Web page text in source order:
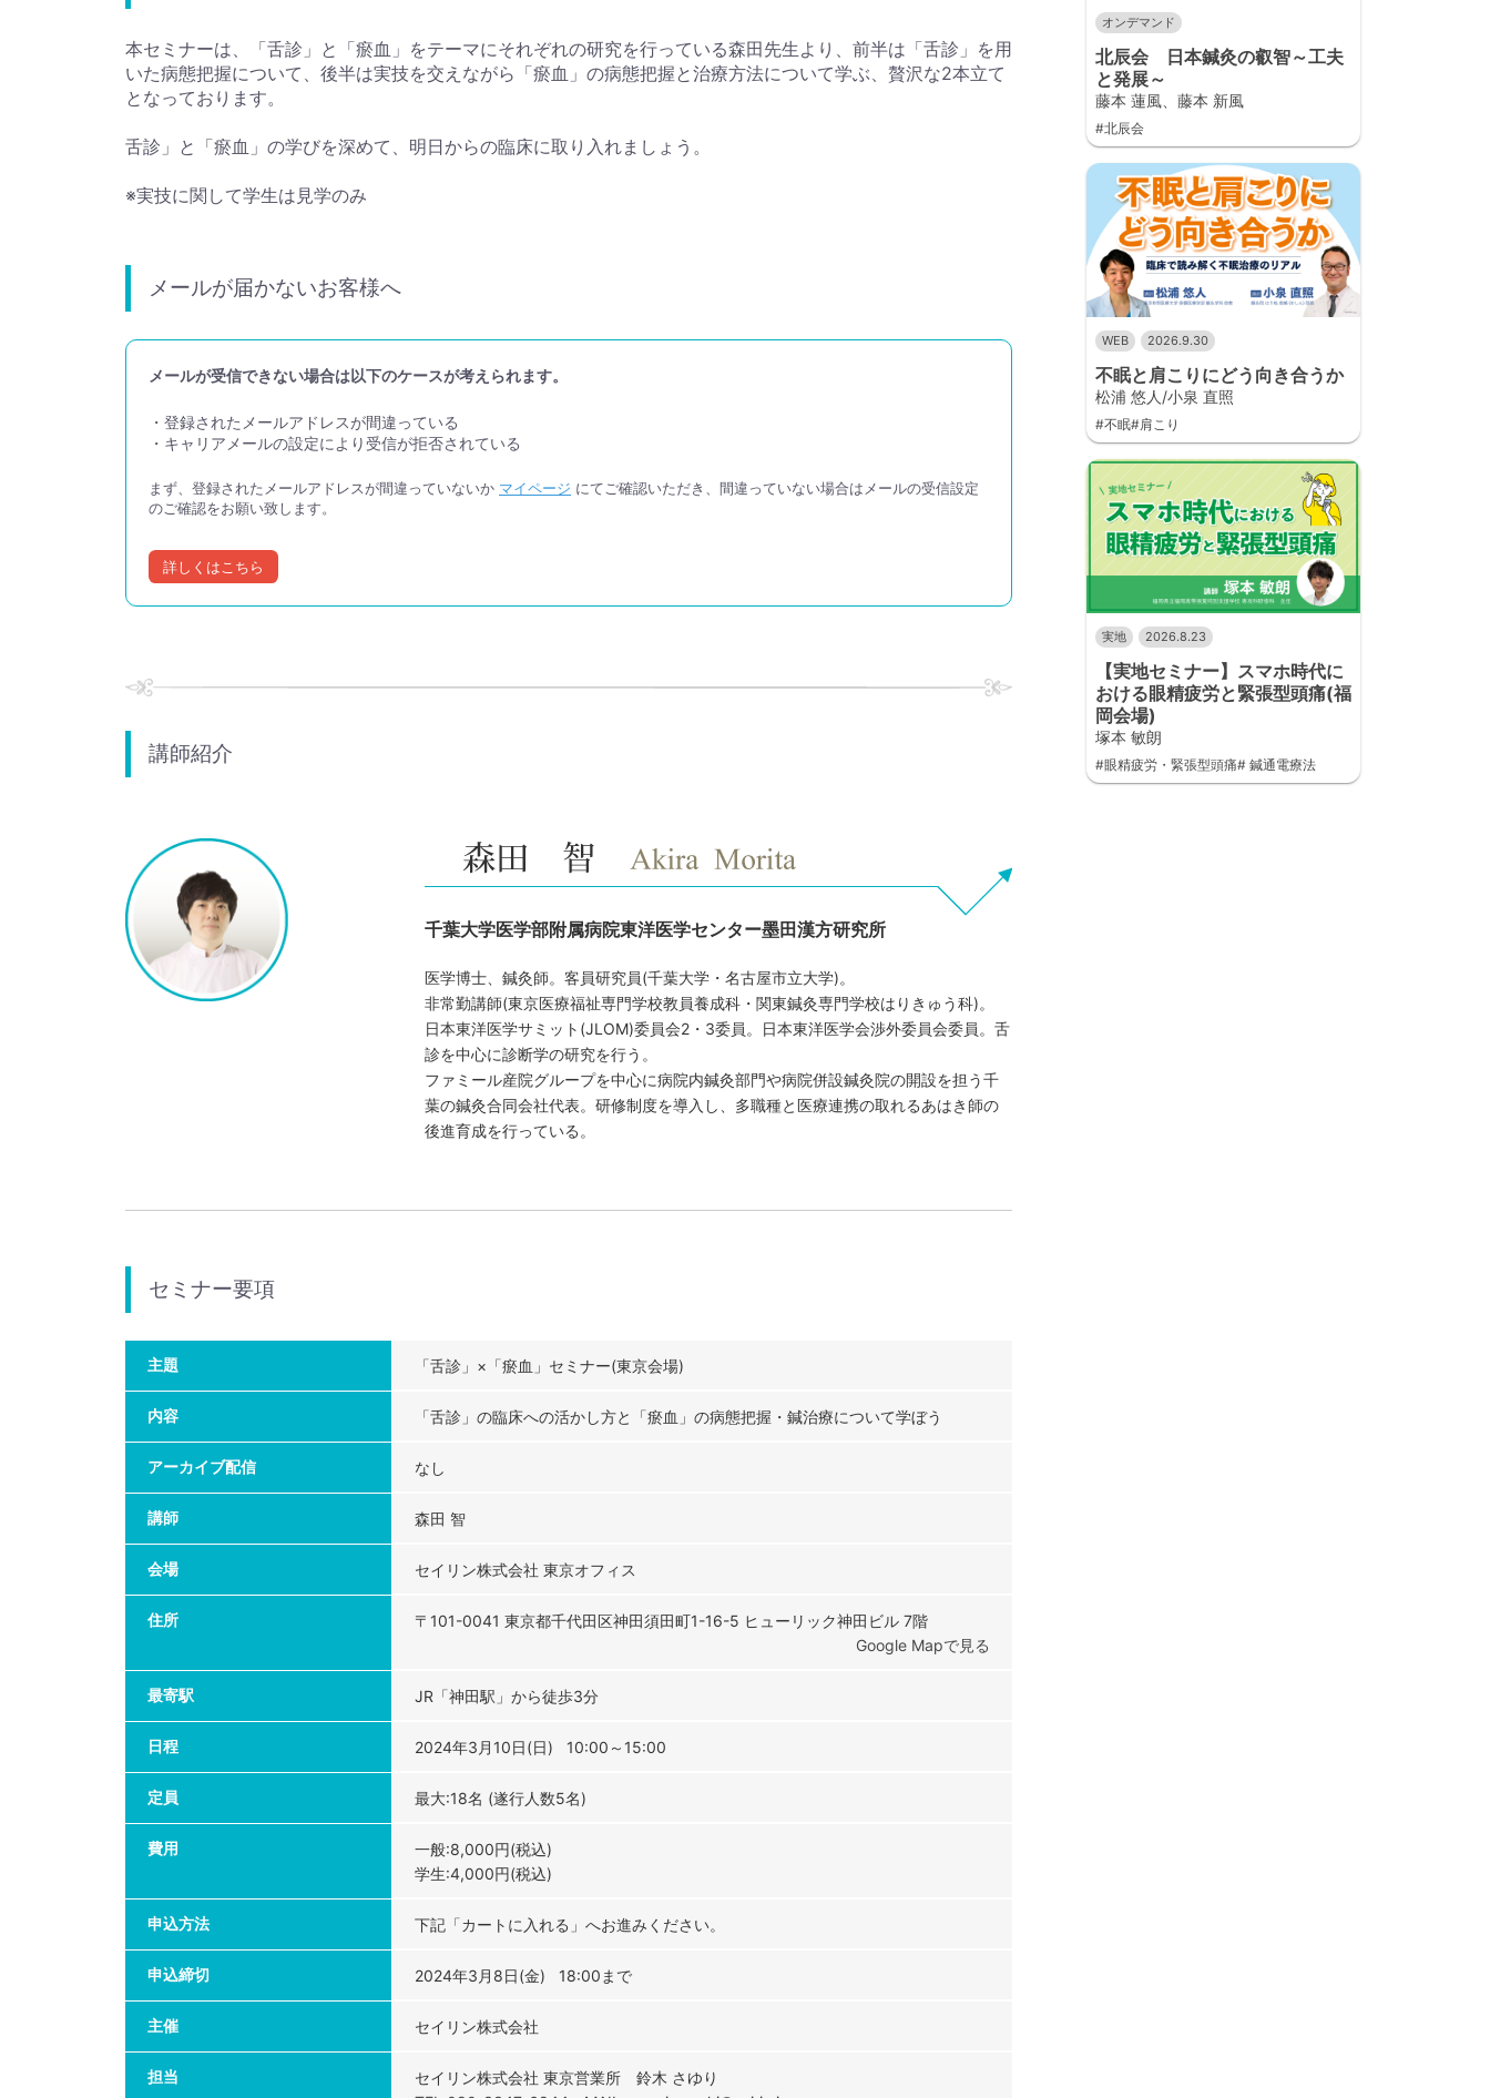
本セミナーは、「舌診」と「瘀血」をテーマにそれぞれの研究を行っている森田先生より、前半は「舌診」を用
いた病態把握について、後半は実技を交えながら「瘀血」の病態把握と治療方法について学ぶ、贅沢な2本立て
となっております。
舌診」と「瘀血」の学びを深めて、明日からの臨床に取り入れましょう。
※実技に関して学生は見学のみ
メールが届かないお客様へ
メールが受信できない場合は以下のケースが考えられます。
・登録されたメールアドレスが間違っている
・キャリアメールの設定により受信が拒否されている
まず、登録されたメールアドレスが間違っていないか マイページ にてご確認いただき、間違っていない場合はメールの受信設定
のご確認をお願い致します。
詳しくはこちら
講師紹介
千葉大学医学部附属病院東洋医学センター墨田漢方研究所
医学博士、鍼灸師。客員研究員(千葉大学・名古屋市立大学)。
非常勤講師(東京医療福祉専門学校教員養成科・関東鍼灸専門学校はりきゅう科)。
日本東洋医学サミット(JLOM)委員会2・3委員。日本東洋医学会渉外委員会委員。舌
診を中心に診断学の研究を行う。
ファミール産院グループを中心に病院内鍼灸部門や病院併設鍼灸院の開設を担う千
葉の鍼灸合同会社代表。研修制度を導入し、多職種と医療連携の取れるあはき師の
後進育成を行っている。
セミナー要項
主題 「舌診」×「瘀血」セミナー(東京会場)
内容 「舌診」の臨床への活かし方と「瘀血」の病態把握・鍼治療について学ぼう
アーカイブ配信 なし
講師 森田 智
会場 セイリン株式会社 東京オフィス
住所
〒101-0041 東京都千代田区神田須田町1-16-5 ヒューリック神田ビル 7階
Google Mapで見る
最寄駅 JR「神田駅」から徒歩3分
日程 2024年3月10日(日) 10:00～15:00
定員 最大:18名 (遂行人数5名)
費用
一般:8,000円(税込)
学生:4,000円(税込)
申込方法 下記「カートに入れる」へお進みください。
申込締切 2024年3月8日(金) 18:00まで
主催 セイリン株式会社
担当
セイリン株式会社 東京営業所 鈴木 さゆり
オンデマンド
北辰会 日本鍼灸の叡智～工夫
と発展～
藤本 蓮風、藤本 新風
#北辰会
WEB 2026.9.30
不眠と肩こりにどう向き合うか
松浦 悠人/小泉 直照
#不眠#肩こり
実地 2026.8.23
【実地セミナー】スマホ時代に
おける眼精疲労と緊張型頭痛(福
岡会場)
塚本 敏朗
#眼精疲労・緊張型頭痛# 鍼通電療法